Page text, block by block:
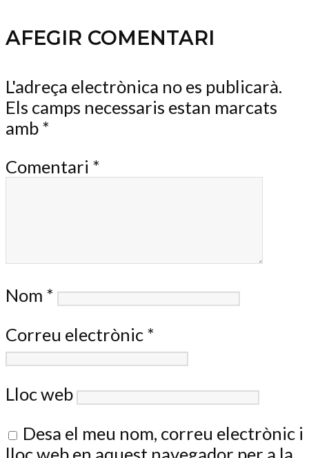
AFEGIR COMENTARI
L'adreça electrònica no es publicarà.
Els camps necessaris estan marcats
amb *
Comentari *
Nom *
Correu electrònic *
Lloc web
Desa el meu nom, correu electrònic i
lloc web en aquest navegador per a la